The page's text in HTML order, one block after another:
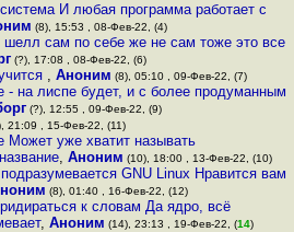
И любая программа работает с
(8), 15:53 , 08-Фев-22, (4)
шелл сам по себе же не сам тоже это все
(?), 17:08 , 08-Фев-22, (6)
, Аноним (8), 05:10 , 09-Фев-22, (7)
- на лиспе будет, и с более продуманным
(?), 12:55 , 09-Фев-22, (9)
21:09 , 15-Фев-22, (11)
Может уже хватит называть
, Аноним (10), 18:00 , 13-Фев-22, (10)
подразумевается GNU Linux Нравится вам
(8), 01:40 , 16-Фев-22, (12)
к словам Да ядро, всё
, Аноним (14), 23:13 , 19-Фев-22, (14)